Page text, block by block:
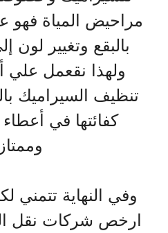
مراحيض المياة فهو
بالبقع وتغيير لون
ولهذا نقعمل علي
تنظيف السيراميك
كفائتها في
وفي النهاية تتمني
ارخص شركات نقل